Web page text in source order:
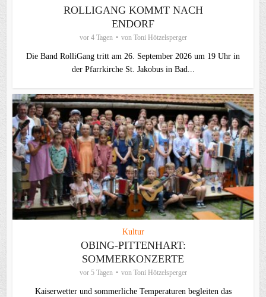
ROLLIGANG KOMMT NACH
ENDORF
vor 4 Tagen von Toni Hötzelsperger
Die Band RolliGang tritt am 26. September 2026 um 19 Uhr in
der Pfarrkirche St. Jakobus in Bad...
Kultur
OBING-PITTENHART:
SOMMERKONZERTE
vor 5 Tagen von Toni Hötzelsperger
Kaiserwetter und sommerliche Temperaturen begleiten das